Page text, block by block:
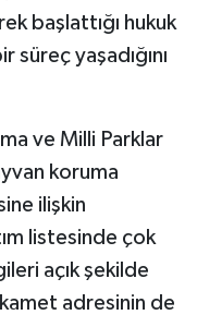
başlattığı hukuk
yaşadığını
ve Milli Parklar
koruma
ilişkin
listesinde çok
açık şekilde
ikamet adresinin de